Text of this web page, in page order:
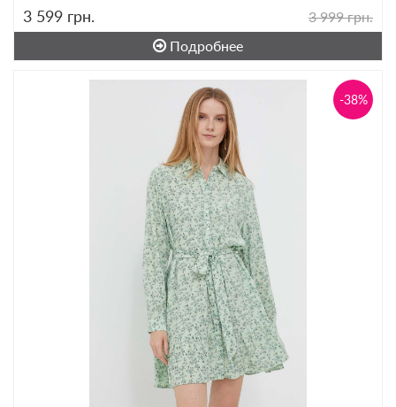
3 599 грн.
3 999 грн.
Подробнее
-38%